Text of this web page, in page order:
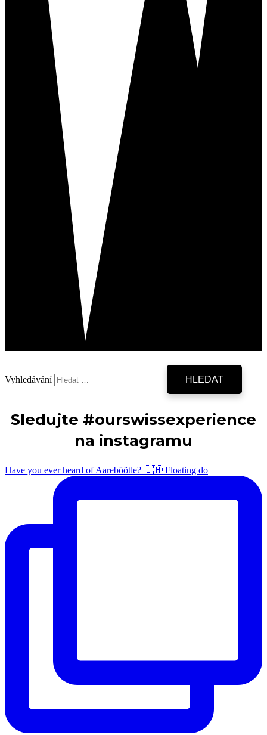
Vyhledávání
Sledujte #ourswissexperience
na instagramu
Have you ever heard of Aareböötle? 🇨🇭 Floating do